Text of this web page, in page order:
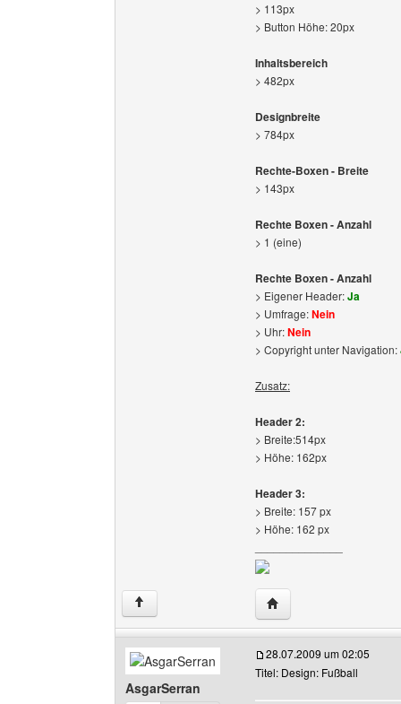
> 113px
> Button Höhe: 20px
Inhaltsbereich
> 482px
Designbreite
> 784px
Rechte-Boxen - Breite
> 143px
Rechte Boxen - Anzahl
> 1 (eine)
Rechte Boxen - Anzahl
> Eigener Header:Ja
> Umfrage:Nein
> Uhr:Nein
> Copyright unter Navigation:
Zusatz:
Header 2:
> Breite:514px
> Höhe: 162px
Header 3:
> Breite: 157 px
> Höhe: 162 px
↑ Website dieses
AsgarSerran
28.07.2009 um 02:05
Titel: Design: Fußball